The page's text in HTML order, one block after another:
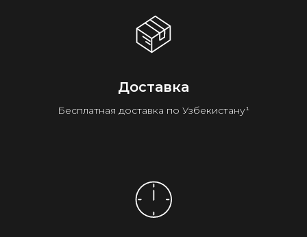
Доставка
Бесплатная доставка по Узбекистану¹